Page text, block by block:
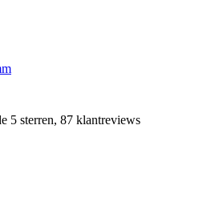
5 sterren, 87 klantreviews